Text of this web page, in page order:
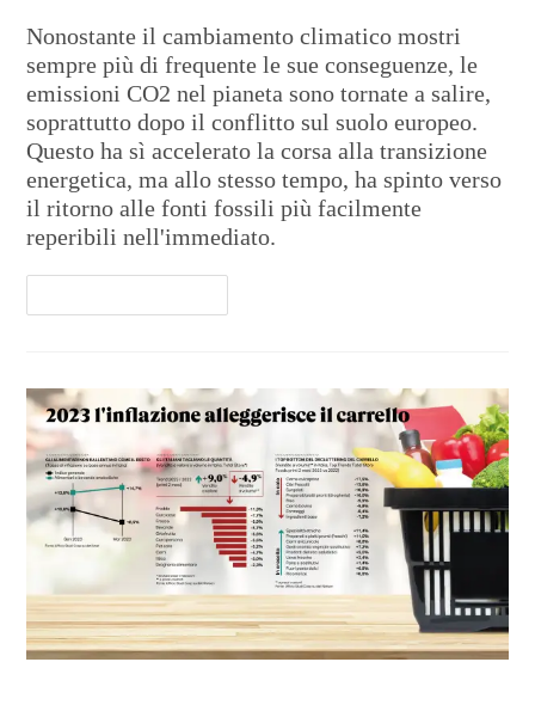
Nonostante il cambiamento climatico mostri
sempre più di frequente le sue conseguenze, le
emissioni CO2 nel pianeta sono tornate a salire,
soprattutto dopo il conflitto sul suolo europeo.
Questo ha sì accelerato la corsa alla transizione
energetica, ma allo stesso tempo, ha spinto verso
il ritorno alle fonti fossili più facilmente
reperibili nell'immediato.